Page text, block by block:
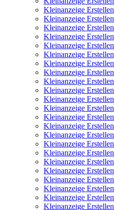
Kleinanzeige Erstellen
Kleinanzeige Erstellen
Kleinanzeige Erstellen
Kleinanzeige Erstellen
Kleinanzeige Erstellen
Kleinanzeige Erstellen
Kleinanzeige Erstellen
Kleinanzeige Erstellen
Kleinanzeige Erstellen
Kleinanzeige Erstellen
Kleinanzeige Erstellen
Kleinanzeige Erstellen
Kleinanzeige Erstellen
Kleinanzeige Erstellen
Kleinanzeige Erstellen
Kleinanzeige Erstellen
Kleinanzeige Erstellen
Kleinanzeige Erstellen
Kleinanzeige Erstellen
Kleinanzeige Erstellen
Kleinanzeige Erstellen
Kleinanzeige Erstellen
Kleinanzeige Erstellen